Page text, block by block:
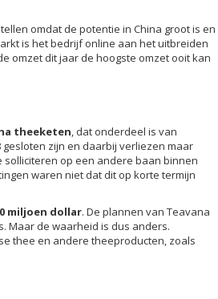
omdat de potentie in China groot is en
is het bedrijf online aan het uitbreiden
omzet dit jaar de hoogste omzet ooit kan
theeketen, dat onderdeel is van
zijn en daarbij verliezen maar
op een andere baan binnen
waren niet dat dit op korte termijn
miljoen dollar. De plannen van Teavana
Maar de waarheid is dus anders.
thee en andere theeproducten, zoals